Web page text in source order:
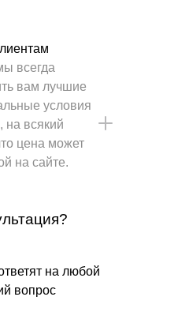
всегда
вам лучшие
условия
на всякий
цена может
на сайте.
на любой
вопрос